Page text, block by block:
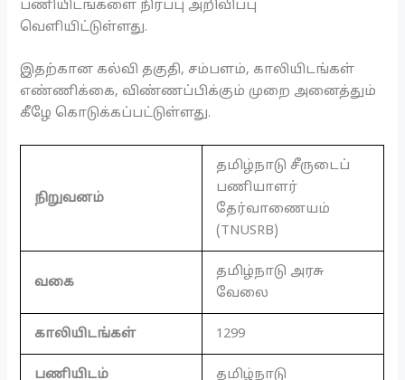
பணியிடங்களை நிரப்பு அறிவிப்பு
வெளியிட்டுள்ளது.
இதற்கான கல்வி தகுதி, சம்பளம், காலியிடங்கள்
எண்ணிக்கை, விண்ணப்பிக்கும் முறை அனைத்தும்
கீழே கொடுக்கப்பட்டுள்ளது.
நிறுவனம்
தமிழ்நாடு சீருடைப்
பணியாளர்
தேர்வாணையம்
(TNUSRB)
வகை
தமிழ்நாடு அரசு
வேலை
காலியிடங்கள் 1299
பணியிடம் தமிழ்நாடு